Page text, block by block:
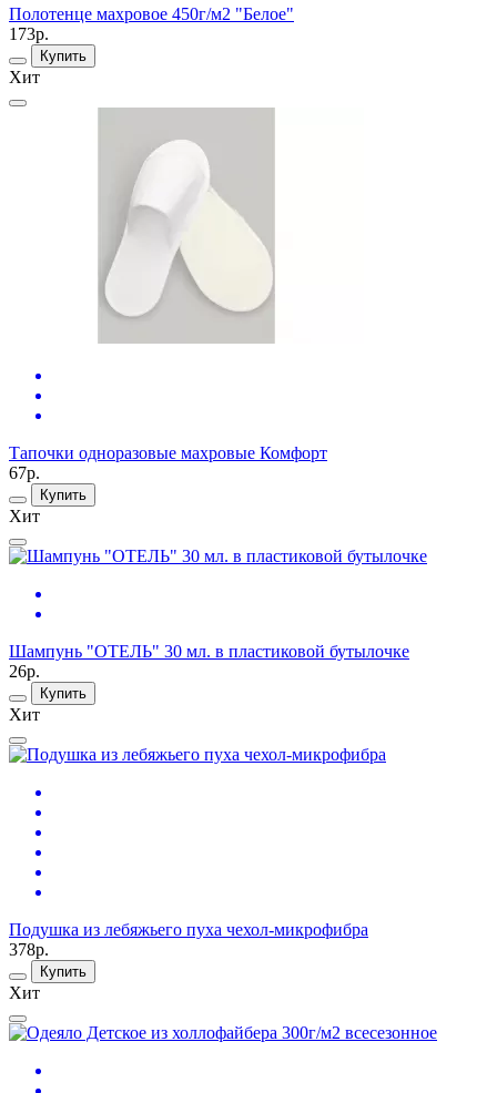
Полотенце махровое 450г/м2 "Белое"
173р.
Купить
Хит
Тапочки одноразовые махровые Комфорт
67р.
Купить
Хит
Шампунь "ОТЕЛЬ" 30 мл. в пластиковой бутылочке
26р.
Купить
Хит
Подушка из лебяжьего пуха чехол-микрофибра
378р.
Купить
Хит